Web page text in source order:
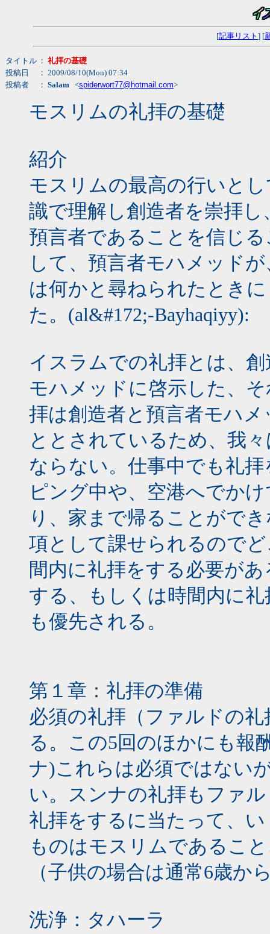
[記事リスト ] [
タイトル ： 礼拝の基礎
投稿日
： 2009/08/10(Mon) 07:34
投稿者
： Salam <spiderwort77@hotmail.com>
モスリムの礼拝の基礎
紹介
モスリムの最高の行いと
識で理解し創造者を崇拝
預言者であることを信じ
して、預言者モハメッド
は何かと尋ねられたとき
た。(al&#172;-Bayhaqiyy):
イスラムでの礼拝とは、
モハメッドに啓示した、
拝は創造者と預言者モハ
ととされているため、我
ならない。仕事中でも礼
ピング中や、空港へでか
り、家まで帰ることがで
項として課せられるので
間内に礼拝をする必要が
する、もしくは時間内に
も優先される。
第１章：礼拝の準備
必須の礼拝（ファルドの
る。この5回のほかにも報
ナ)これらは必須ではない
い。スンナの礼拝もファ
礼拝をするに当たって、
ものはモスリムであるこ
（子供の場合は通常6歳か
洗浄：タハーラ